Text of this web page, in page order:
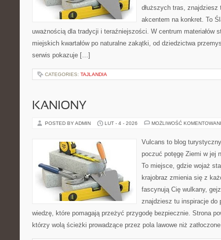
dłuższych tras, znajdziesz
akcentem na konkret. To
uważnością dla tradycji i teraźniejszości. W centrum materiałów
miejskich kwartałów po naturalne zakątki, od dziedzictwa
serwis pokazuje […]
CATEGORIES: TAJLANDIA
KANIONY
POSTED BY ADMIN LUT - 4 - 2026 MOŻLIWOŚĆ
Vulcans to blog
poczuć potęgę Ziemi w jej
To miejsce, gdzie wojaż
krajobraz zmienia się z
fascynują Cię wulkany,
znajdziesz tu inspiracje do
wiedzę, które pomagają przeżyć przygodę bezpiecznie. Strona
którzy wolą ścieżki prowadzące przez pola lawowe niż